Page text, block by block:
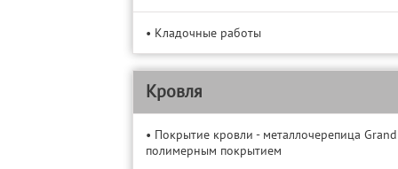
• Кладочные работы
Кровля
• Покрытие кровли - металлочерепица
полимерным покрытием